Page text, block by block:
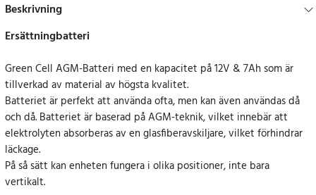
Beskrivning
Ersättningbatteri
Green Cell AGM-Batteri med en kapacitet på 12V & 7Ah som är
tillverkad av material av högsta kvalitet.
Batteriet är perfekt att använda ofta, men kan även användas då
och då. Batteriet är baserad på AGM-teknik, vilket innebär att
elektrolyten absorberas av en glasfiberavskiljare, vilket förhindrar
läckage.
På så sätt kan enheten fungera i olika positioner, inte bara
vertikalt.